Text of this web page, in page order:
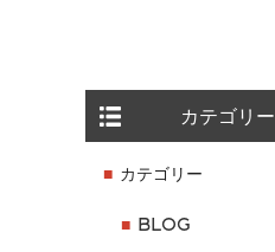
カテゴリー
カテゴリー
BLOG